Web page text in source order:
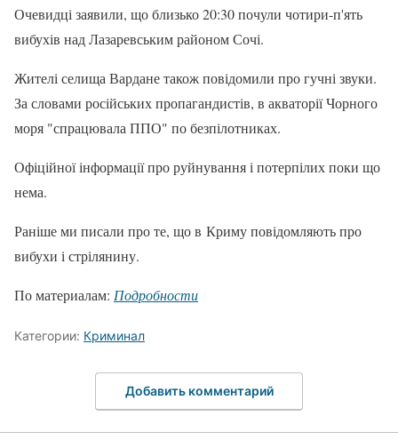
Очевидці заявили, що близько 20:30 почули чотири-п'ять
вибухів над Лазаревським районом Сочі.
Жителі селища Вардане також повідомили про гучні звуки.
За словами російських пропагандистів, в акваторії Чорного
моря "спрацювала ППО" по безпілотниках.
Офіційної інформації про руйнування і потерпілих поки що
нема.
Раніше ми писали про те, що в Криму повідомляють про
вибухи і стрілянину.
По материалам: Подробности
Категории: Криминал
Добавить комментарий